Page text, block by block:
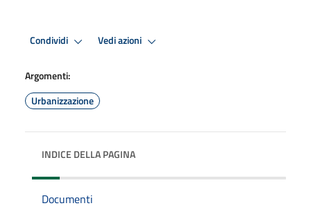
Condividi Vedi azioni
Argomenti:
Urbanizzazione
INDICE DELLA PAGINA
Documenti